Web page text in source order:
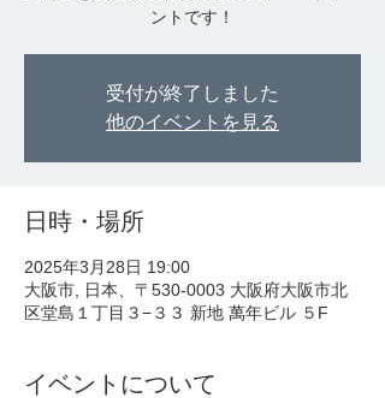
受付が終了しました
他のイベントを見る
日時・場所
2025年3月28日 19:00
大阪市, 日本、〒530-0003 大阪府大阪市北
区堂島１丁目３−３３ 新地 萬年ビル ５F
イベントについて